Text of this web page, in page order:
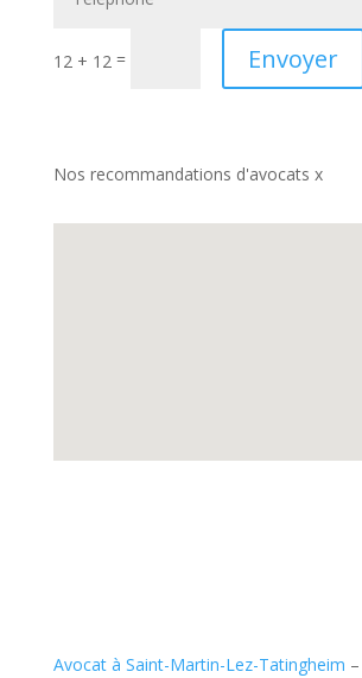
12 + 12 = Envoyer
Nos recommandations d'avocats x
Avocat à Saint-Martin-Lez-Tatingheim